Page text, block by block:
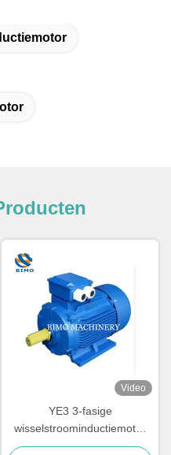
Video
YE3 3-fasige
wisselstroominductiemotor
10 pk 15 pk 20 pk 30 pk 40